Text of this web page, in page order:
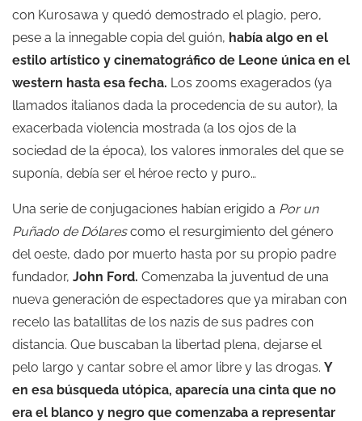
con Kurosawa y quedó demostrado el plagio, pero,
pese a la innegable copia del guión, había algo en el
estilo artístico y cinematográfico de Leone única en el
western hasta esa fecha. Los zooms exagerados (ya
llamados italianos dada la procedencia de su autor), la
exacerbada violencia mostrada (a los ojos de la
sociedad de la época), los valores inmorales del que se
suponía, debía ser el héroe recto y puro…
Una serie de conjugaciones habían erigido a Por un
Puñado de Dólarescomo el resurgimiento del género
del oeste, dado por muerto hasta por su propio padre
fundador, John Ford. Comenzaba la juventud de una
nueva generación de espectadores que ya miraban con
recelo las batallitas de los nazis de sus padres con
distancia. Que buscaban la libertad plena, dejarse el
pelo largo y cantar sobre el amor libre y las drogas. Y
en esa búsqueda utópica, aparecía una cinta que no
era el blanco y negro que comenzaba a representar